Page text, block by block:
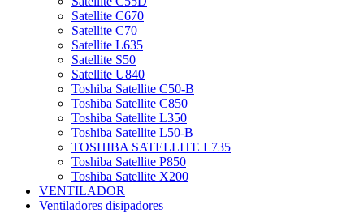
Satellite C670
Satellite C70
Satellite L635
Satellite S50
Satellite U840
Toshiba Satellite C50-B
Toshiba Satellite C850
Toshiba Satellite L350
Toshiba Satellite L50-B
TOSHIBA SATELLITE L735
Toshiba Satellite P850
Toshiba Satellite X200
VENTILADOR
Ventiladores disipadores